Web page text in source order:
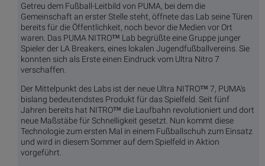
Getreu dem Fußball-Leitbild von PUMA, bei dem die
Gemeinschaft an erster Stelle steht, öffnete das Lab seine Türen
bereits für die Öffentlichkeit, noch bevor die Medien vor Ort
waren. Das PUMA NITRO™ Lab begrüßte eine Gruppe junger
Spieler der LA Breakers, eines lokalen Jugendfußballvereins. Sie
konnten sich als Erste einen Eindruck vom Ultra Nitro 7
verschaffen.
Der Mittelpunkt des Labs ist der neue Ultra NITRO™ 7, PUMA's
bislang bedeutendstes Produkt für das Spielfeld. Seit fünf
Jahren bereits hat NITRO™ die Laufbahn revolutioniert und dort
neue Maßstäbe für Schnelligkeit gesetzt. Nun kommt diese
Technologie zum ersten Mal in einem Fußballschuh zum Einsatz
und wird in diesem Sommer auf dem Spielfeld in Aktion
vorgeführt.